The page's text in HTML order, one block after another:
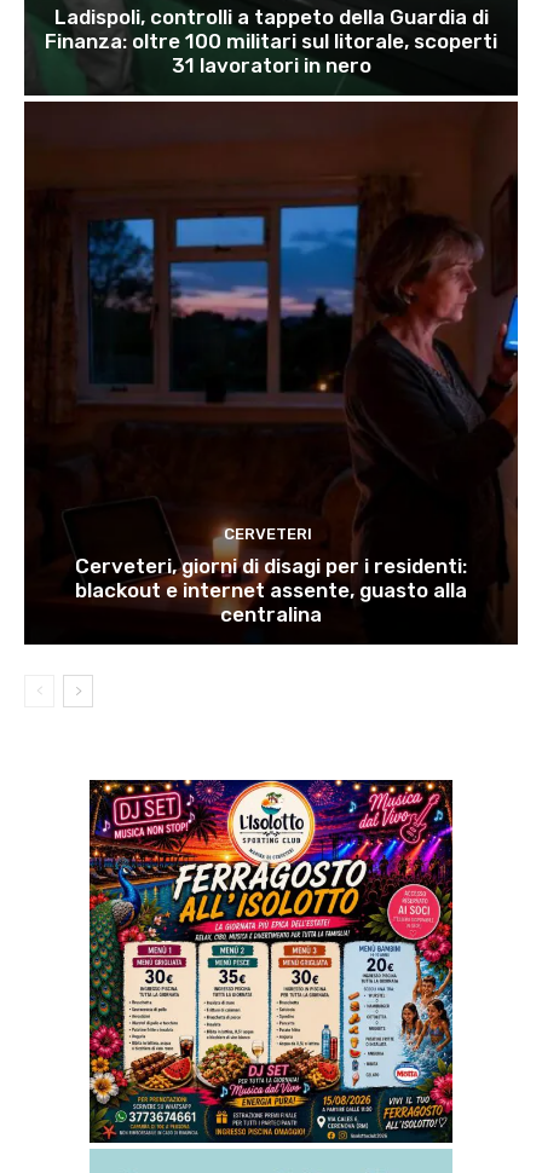
Ladispoli, controlli a tappeto della Guardia di
Finanza: oltre 100 militari sul litorale, scoperti
31 lavoratori in nero
CERVETERI
Cerveteri, giorni di disagi per i residenti:
blackout e internet assente, guasto alla
centralina